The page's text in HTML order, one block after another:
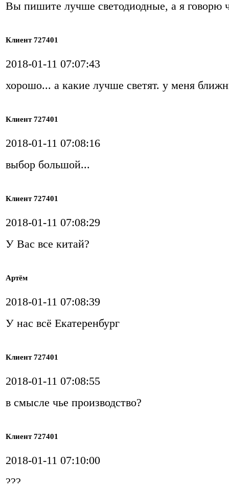
Вы пишите лучше светодиодные, а я говорю
Клиент 727401
2018-01-11 07:07:43
хорошо... а какие лучше светят. у меня
Клиент 727401
2018-01-11 07:08:16
выбор большой...
Клиент 727401
2018-01-11 07:08:29
У Вас все китай?
Артём
2018-01-11 07:08:39
У нас всё Екатеренбург
Клиент 727401
2018-01-11 07:08:55
в смысле чье производство?
Клиент 727401
2018-01-11 07:10:00